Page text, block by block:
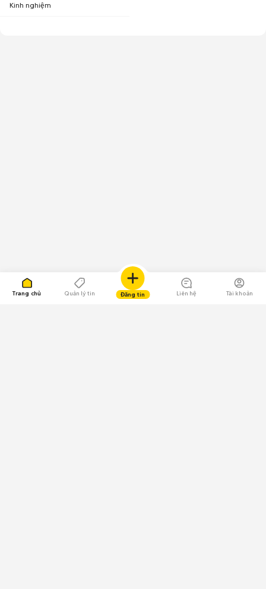
Trang chủ Quản lý tin Đăng tin Liên hệ Tài khoản
Kinh nghiệm